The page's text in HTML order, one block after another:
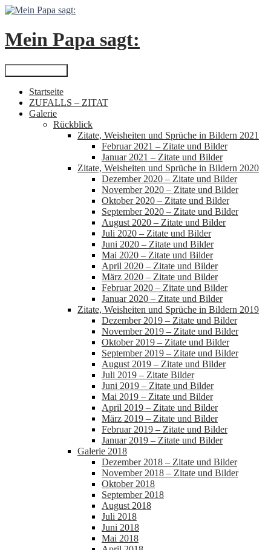
Zum
springen
Mein Papa sagt:
Suchen
Startseite
ZUFALLS – ZITAT
Galerie
Rückblick
Zitate, Weisheiten und Sprüche in Bildern 2021
Februar 2021 – Zitate und Bilder
Januar 2021 – Zitate und Bilder
Zitate, Weisheiten und Sprüche in Bildern 2020
Dezember 2020 – Zitate und Bilder
November 2020 – Zitate und Bilder
Oktober 2020 – Zitate und Bilder
September 2020 – Zitate und Bilder
August 2020 – Zitate und Bilder
Juli 2020 – Zitate und Bilder
Juni 2020 – Zitate und Bilder
Mai 2020 – Zitate und Bilder
April 2020 – Zitate und Bilder
März 2020 – Zitate und Bilder
Februar 2020 – Zitate und Bilder
Januar 2020 – Zitate und Bilder
Zitate, Weisheiten und Sprüche in Bildern 2019
Dezember 2019 – Zitate und Bilder
November 2019 – Zitate und Bilder
Oktober 2019 – Zitate und Bilder
September 2019 – Zitate und Bilder
August 2019 – Zitate und Bilder
Juli 2019 – Zitate Bilder
Juni 2019 – Zitate und Bilder
Mai 2019 – Zitate und Bilder
April 2019 – Zitate und Bilder
März 2019 – Zitate und Bilder
Februar 2019 – Zitate und Bilder
Januar 2019 – Zitate und Bilder
Galerie 2018
Dezember 2018 – Zitate und Bilder
November 2018 – Zitate und Bilder
Oktober 2018
September 2018
August 2018
Juli 2018
Juni 2018
Mai 2018